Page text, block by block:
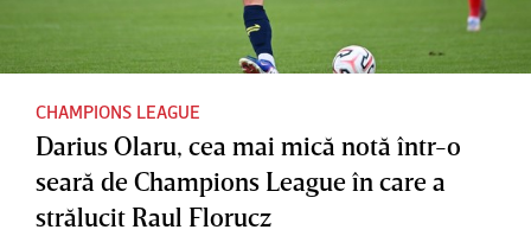
CHAMPIONS LEAGUE
Darius Olaru, cea mai mică notă într-o
seară de Champions League în care a
strălucit Raul Florucz